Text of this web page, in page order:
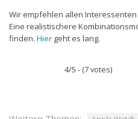
Wir empfehlen allen
Eine realistischere
finden. Hier geht es lang.
4/5 - (7 votes)